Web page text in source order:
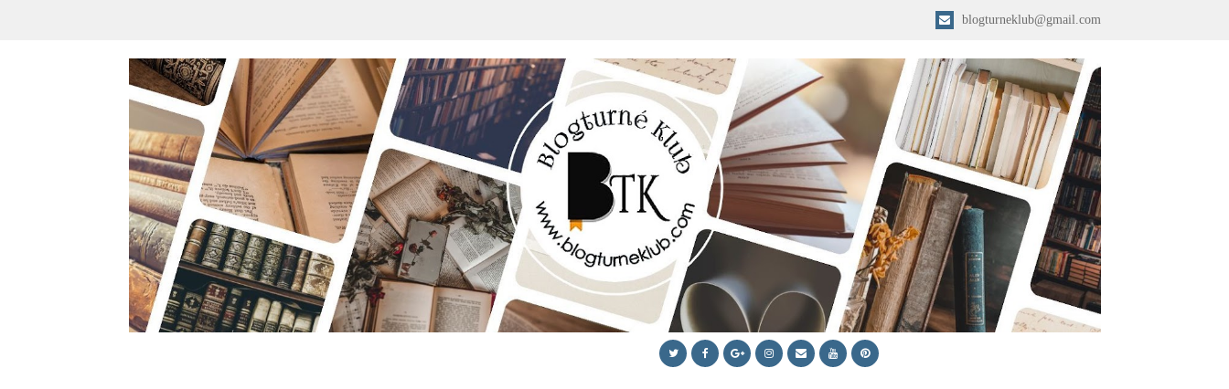
blogturneklub@gmail.com